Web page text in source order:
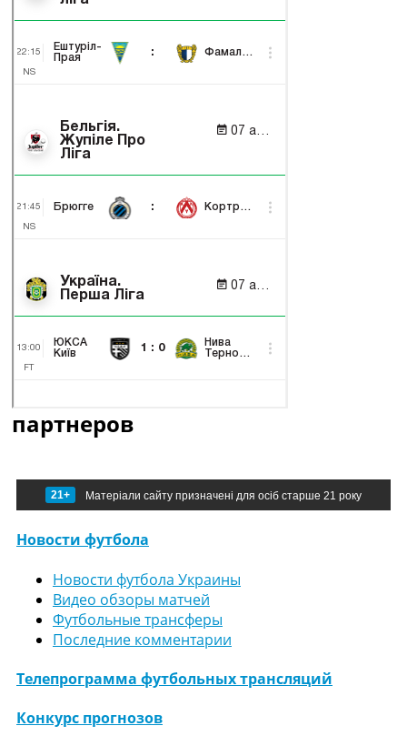
партнеров
21+ Матеріали сайту призначені для осіб старше 21 року
Новости футбола
Новости футбола Украины
Видео обзоры матчей
Футбольные трансферы
Последние комментарии
Телепрограмма футбольных трансляций
Конкурс прогнозов